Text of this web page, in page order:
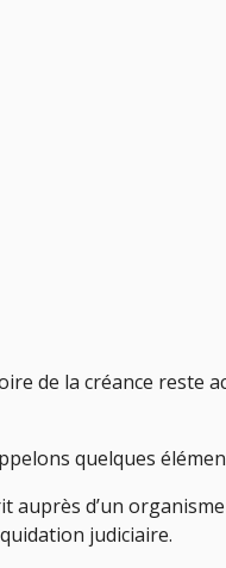
de la créance reste
quelques
auprès d’un
judiciaire.